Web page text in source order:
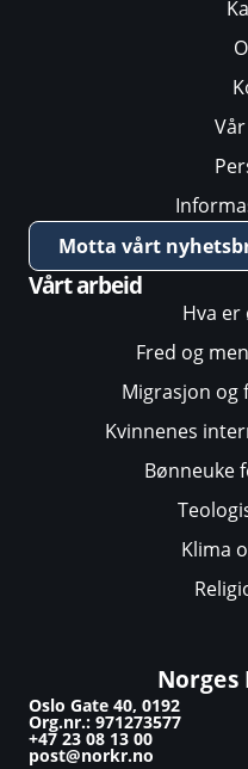
Motta vårt
Vårt arbeid
Hva er
Fred og
Migrasjon
Kvinnenes
Bønneuke
Klima
Norges
Oslo Gate 40, 0192
Org.nr.: 971273577
+47 23 08 13 00
post@norkr.no